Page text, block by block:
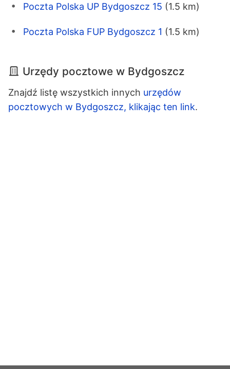
Poczta Polska UP Bydgoszcz 15 (1.5 km)
Poczta Polska FUP Bydgoszcz 1 (1.5 km)
Urzędy pocztowe w Bydgoszcz
Znajdź listę wszystkich innych urzędów
pocztowych w Bydgoszcz, klikając ten link.